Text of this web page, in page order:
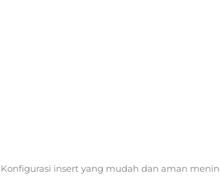
Konfigurasi insert yang mudah dan aman